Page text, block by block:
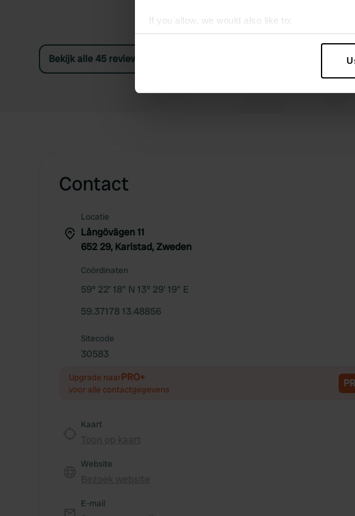
If you allow, we would also like to:
Collect information about your
Find out more about how your personal data is
hiervan
Bekijk alle 45 reviews
Contact
Locatie
Långövägen 11
652 29, Karlstad, Zweden
Coördinaten
59° 22' 18" N 13° 29' 19" E
59.37178 13.48856
Sitecode
30583
Upgrade naarPRO+
voor alle contactgegevens
Kaart
Website
E-mail